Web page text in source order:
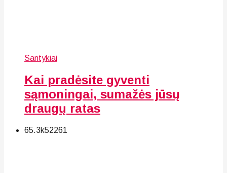
Santykiai
Kai pradėsite gyventi
sąmoningai, sumažės jūsų
draugų ratas
65.3k52261